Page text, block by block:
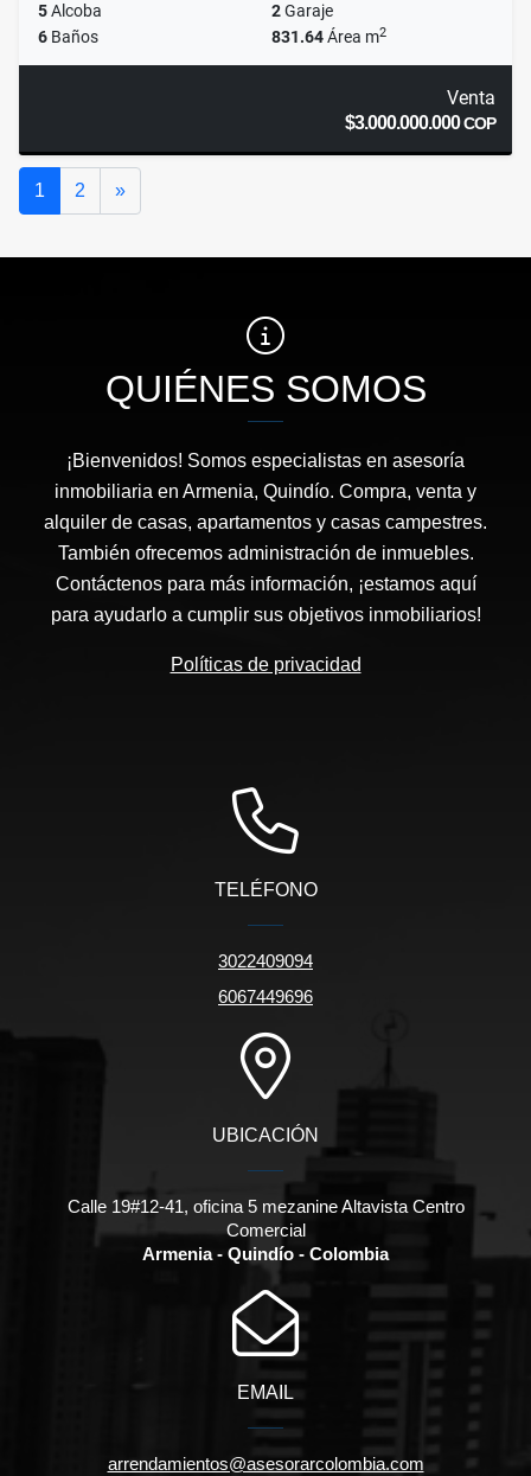
5Alcoba 2Garaje
6 Baños 831.64Área m2
Venta
$3.000.000.000COP
1 2 »Siguiente
QUIÉNES SOMOS
¡Bienvenidos! Somos especialistas en asesoría
inmobiliaria en Armenia, Quindío. Compra, venta y
alquiler de casas, apartamentos y casas campestres.
También ofrecemos administración de inmuebles.
Contáctenos para más información, ¡estamos aquí
para ayudarlo a cumplir sus objetivos inmobiliarios!
Políticas de privacidad
TELÉFONO
3022409094
6067449696
UBICACIÓN
Calle 19#12-41, oficina 5 mezanine Altavista Centro
Comercial
Armenia - Quindío - Colombia
EMAIL
arrendamientos@asesorarcolombia.com